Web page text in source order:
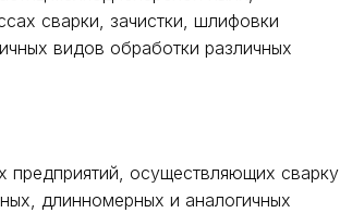
сварки, зачистки, шлифовки
видов обработки различных
предприятий, осуществляющих сварку
длинномерных и аналогичных